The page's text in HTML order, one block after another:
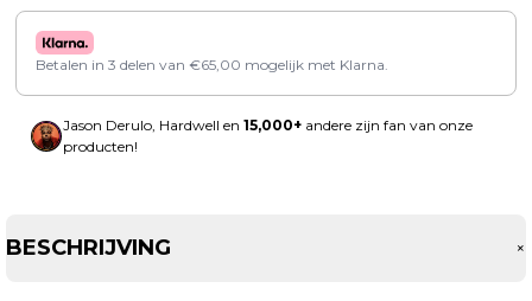
Betalen in 3 delen van €65,00 mogelijk met Klarna.
Jason Derulo, Hardwell en 15,000+ andere zijn fan van onze
producten!
BESCHRIJVING +